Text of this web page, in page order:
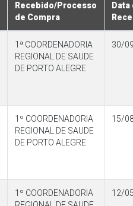
Recebido/Processo
de Compra
Data
1ª COORDENADORIA
REGIONAL DE SAUDE
DE PORTO ALEGRE
30/
1º COORDENADORIA
REGIONAL DE SAUDE
DE PORTO ALEGRE
15/
1º COORDENADORIA
12/